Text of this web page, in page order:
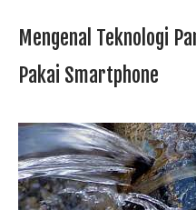
Mengenal Teknologi
Pakai Smartphone